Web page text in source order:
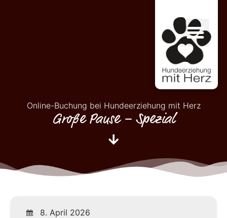
Online-Buchung bei Hundeerziehung mit Herz
Große Pause – Spezial
8. April 2026